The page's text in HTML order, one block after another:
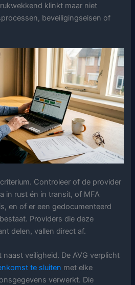
klinkt maar niet
beveiligingseisen of
Controleer of de provider
in rust én in transit, of MFA
en of er een gedocumenteerd
Providers die deze
delen, vallen direct af.
naast veiligheid. De AVG verplicht
te sluiten met elke
verwerkt. Die